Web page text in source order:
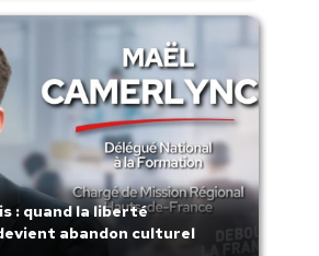
: quand la liberté
abandon culturel